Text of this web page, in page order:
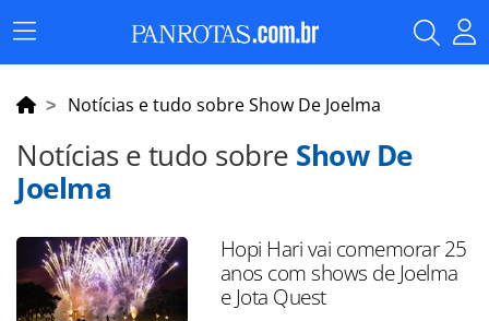
Menu
Principal
Notícias e tudo sobre Show De Joelma
Notícias e tudo sobre Show De
Joelma
Hopi Hari vai comemorar 25
anos com shows de Joelma
e Jota Quest